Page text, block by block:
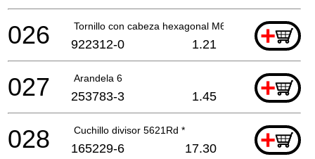
Tornillo con cabeza hexagonal M6x12 +
026 922312-0 1.21
Arandela 6 +
027 253783-3 1.45
Cuchillo divisor 5621Rd * +
028 165229-6 17.30